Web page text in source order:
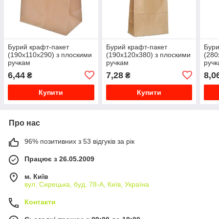
Бурий крафт-пакет
(190х110х290) з плоскими
ручкам
6,44 ₴
Купити
Бурий крафт-пакет
(190х120х380) з плоскими
ручкам
7,28₴
Купити
Про нас
96% позитивних з 53 відгуків за рік
Працює з 26.05.2009
м. Київ
вул. Сирецька, буд. 78-А, Київ, Україна
Контакти